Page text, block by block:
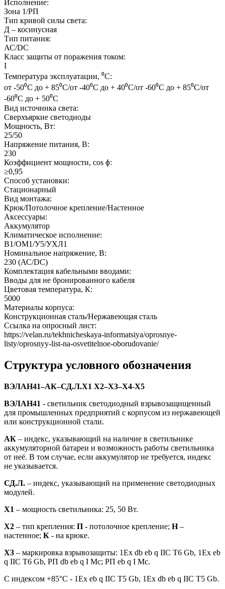
Исполнение:
Зона 1/РП
Тип кривой силы света:
Д – косинусная
Тип питания:
АС/DC
Класс защиты от поражения током:
I
Температура эксплуатации, ⁰С:
от -50⁰С до + 85⁰С/от -40⁰С до + 40⁰С/от -60⁰С до + 85⁰С/от
-60⁰С до + 50⁰С
Вид источника света:
Сверхъяркие светодиоды
Мощность, Вт:
25/50
Напряжение питания, В:
230
Коэффициент мощности, cos ɸ:
≥0,95
Способ установки:
Стационарный
Вид монтажа:
Крюк/Потолочное крепление/Настенное
Аксессуары:
Аккумулятор
Климатическое исполнение:
В1/ОМ1/У5/УХЛ1
Номинальное напряжение, В:
230 (АС/DC)
Комплектация кабельными вводами:
Вводы для не бронированного кабеля
Цветовая температура, К:
5000
Материалы корпуса:
Конструкционная сталь/Нержавеющая сталь
Ссылка на опросный лист:
https://velan.ru/tekhnicheskaya-informatsiya/oprosnye-
listy/oprosnyy-list-na-osvetitelnoe-oborudovanie/
Структура условного обозначения
ВЭЛАН41–АК–СД.Л.Х1 Х2–Х3–Х4-Х5
ВЭЛАН41 - светильник светодиодный взрывозащищенный
для промышленных предприятий с корпусом из нержавеющей
или конструкционной стали.
АК – индекс, указывающий на наличие в светильнике
аккумуляторной батареи и возможность работы светильника
от неё. В том случае, если аккумулятор не требуется, индекс
не указывается.
СД.Л. – индекс, указывающий на применение светодиодных
модулей.
Х1 – мощность светильника: 25, 50 Вт.
Х2 – тип крепления: П - потолочное крепление; Н–
настенное; К - на крюке.
Х3 – маркировка взрывозащиты: 1Ex db eb q IIC T6 Gb, 1Ex eb
q IIC T6 Gb, РП db eb q I Mc; РП eb q I Mc.
С индексом +85°C - 1Ex eb q IIС T5 Gb, 1Ex db еb q IIC Т5 Gb.